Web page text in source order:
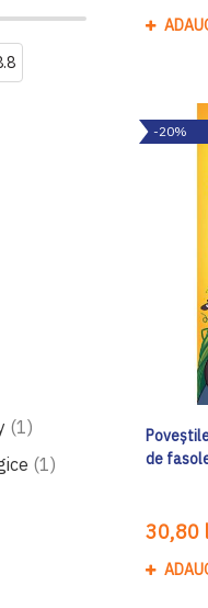
1produs
1produs
-20%
de
30,80